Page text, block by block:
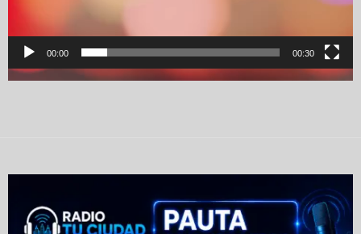
00:00 00:30